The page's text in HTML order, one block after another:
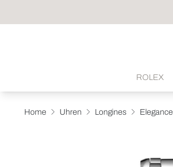
ROLEX
Home Uhren Longines Elegance